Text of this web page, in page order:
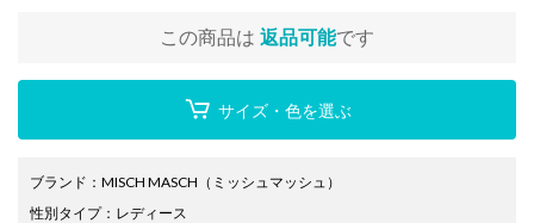
この商品は 返品可能です
サイズ・色を選ぶ
ブランド ： MISCH MASCH （ミッシュマッシュ）
性別タイプ： レディース